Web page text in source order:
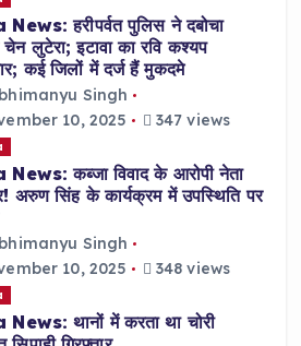
हरीपर्वत पुलिस ने दबोचा
चेन लुटेरा; इटावा का रवि कश्यप
कई जिलों में दर्ज हैं मुकदमे
Singh
10, 2025
347 views
कब्जा विवाद के आरोपी नेता
अरुण सिंह के कार्यक्रम में उपस्थिति पर
Singh
10, 2025
348 views
थानों में करता था चोरी